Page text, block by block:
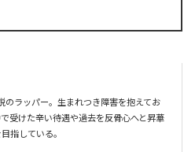
ラッパー。生まれつき障害を抱えてお
受けた辛い待遇や過去を反骨心へと昇華
指している。